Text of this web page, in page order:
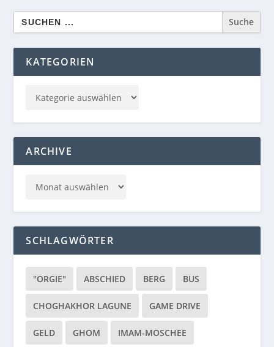
Search
for:
KATEGORIEN
ARCHIVE
SCHLAGWÖRTER
"ORGIE" ABSCHIED BERG BUS
CHOGHAKHOR LAGUNE GAME DRIVE
GELD GHOM IMAM-MOSCHEE